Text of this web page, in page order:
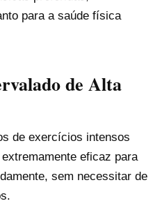
para a saúde física
de Alta
de exercícios intensos
eficaz para
sem necessitar de